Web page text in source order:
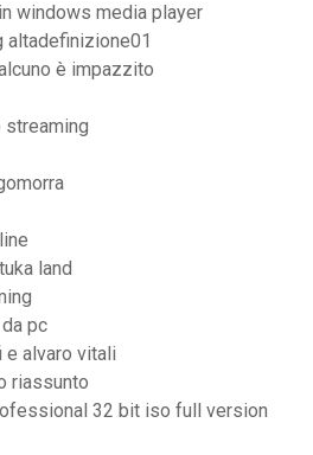
windows media player
è impazzito
streaming
land
pc
e alvaro vitali
riassunto
32 bit iso full version